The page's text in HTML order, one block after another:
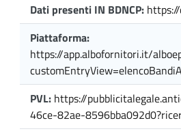
Dati presenti IN BDNCP:
Piattaforma:
https://app.albofornitori.it/
PVL: https://
46ce-82ae-